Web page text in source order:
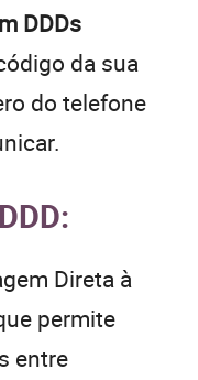
DDDs
da sua
do telefone
Direta à
permite
entre